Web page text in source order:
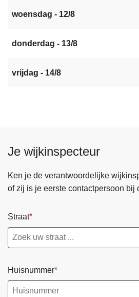
woensdag - 12/8
donderdag - 13/8
vrijdag - 14/8
Je wijkinspecteur
Ken je de verantwoordelijke
of zij is je eerste contactpersoon bij
Straat
Huisnummer